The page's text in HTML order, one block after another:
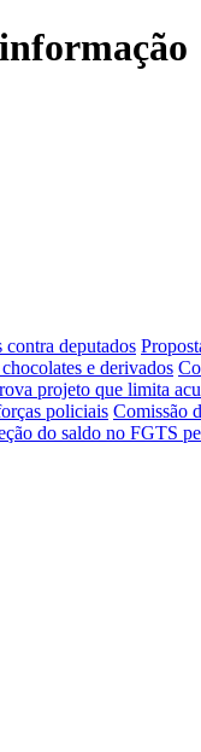
contra deputados
e derivados
projeto que limita
policiais Comissão
do saldo no FGTS